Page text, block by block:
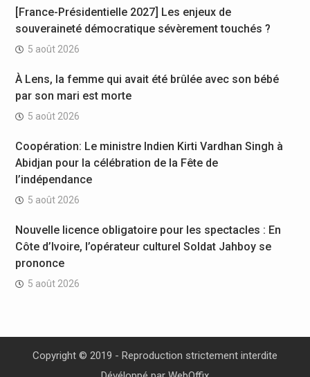
[France-Présidentielle 2027] Les enjeux de
souveraineté démocratique sévèrement touchés ?
5 août 2026
À Lens, la femme qui avait été brûlée avec son bébé
par son mari est morte
5 août 2026
Coopération: Le ministre Indien Kirti Vardhan Singh à
Abidjan pour la célébration de la Fête de
l’indépendance
5 août 2026
Nouvelle licence obligatoire pour les spectacles : En
Côte d’Ivoire, l’opérateur culturel Soldat Jahboy se
prononce
5 août 2026
Copyright © 2019 - Reproduction strictement interdite